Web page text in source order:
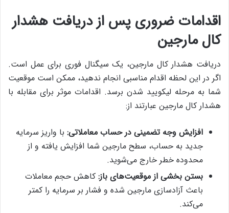
اقدامات ضروری پس از دریافت هشدار
کال مارجین
دریافت هشدار کال مارجین، یک سیگنال فوری برای عمل است.
اگر در این لحظه اقدام مناسبی انجام ندهید، ممکن است موقعیت
شما به مرحله لیکویید شدن برسد. اقدامات موثر برای مقابله با
هشدار کال مارجین عبارتند از:
افزایش وجه تضمینی در حساب معاملاتی: با واریز سرمایه
جدید به حساب، سطح مارجین شما افزایش یافته و از
محدوده خطر خارج می‌شوید.
بستن بخشی از موقعیت‌های باز: کاهش حجم معاملات
باعث آزادسازی مارجین شده و فشار بر سرمایه را کمتر
می‌کند.